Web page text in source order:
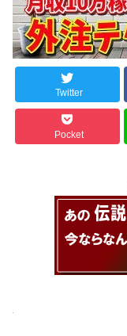
Twitter
Pocket